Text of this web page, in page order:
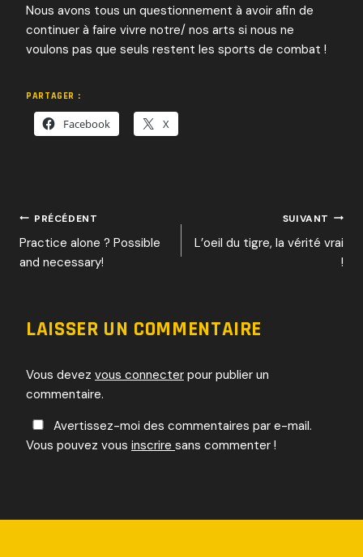
Nous avons tous un questionnement à avoir afin de
continuer à faire vivre notre/ nos arts si nous ne
voulons pas que seuls restent les sports de combat !
PARTAGER :
Facebook X
NAVIGATION
DE
L’ARTICLE
PRÉCÉDENT
Practice alone ? Possible
and necessary!
SUIVANT
L’oeil du tigre, la vérité vrai
!
LAISSER UN COMMENTAIRE
Vous devez vous connecter pour publier un
commentaire.
Avertissez-moi des commentaires par e-mail.
Vous pouvez vous inscrire sans commenter !